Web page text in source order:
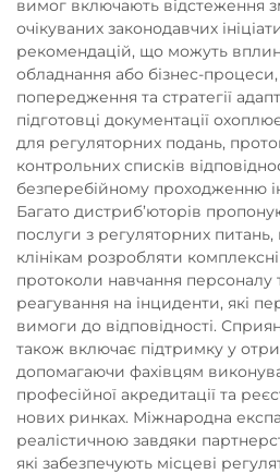
вимог включають відстеження
очікуваних законодавчих
рекомендацій, що можуть
обладнання або бізнес-
попередження та стратегії
підготовці документації
для регуляторних подань,
контрольних списків
безперебійному проходженню
Багато дистриб’юторів
послуги з регуляторних
клінікам розробляти
протоколи навчання персоналу
реагування на інциденти, які
вимоги до відповідності.
також включає підтримку у
допомагаючи фахівцям
професійної акредитації та
нових ринках. Міжнародна
реалістичною завдяки
які забезпечують місцеві